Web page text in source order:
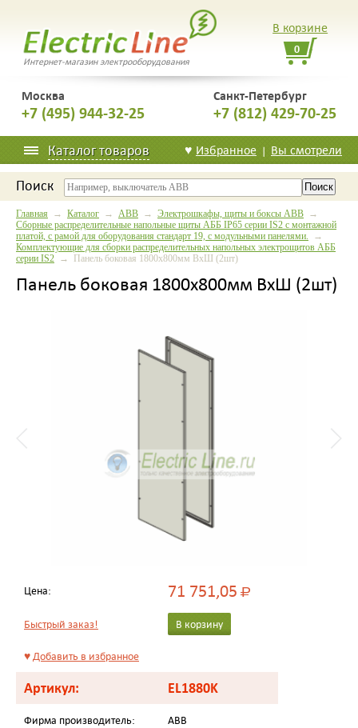
Интернет-магазин электрооборудования
Москва
+7 (495) 944-32-25
Санкт-Петербург
+7 (812) 429-70-25
В корзине
0
Каталог товаров ♥ Избранное | Вы смотрели
Поиск
Главная → Каталог → ABB → Электрошкафы, щиты и боксы ABB →
Сборные распределительные напольные щиты АББ IP65 серии IS2 с монтажной
платой, с рамой для оборудования стандарт 19, с модульными панелями. →
Комплектующие для сборки распределительных напольных электрощитов АББ
серии IS2 → Панель боковая 1800x800мм ВхШ (2шт)
Панель боковая 1800x800мм ВхШ (2шт)
Цена: 71 751,05Р
Быстрый заказ! В корзину
♥Добавить в избранное
Артикул: EL1880K
Фирма производитель: ABB